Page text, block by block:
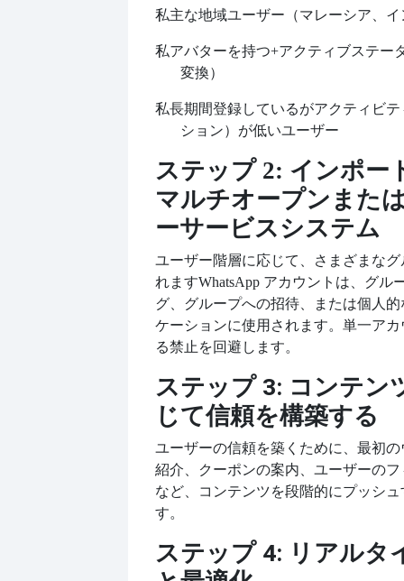
私主な地域ユーザー（マレーシア、
私アバターを持つ+アクティブステー
変換）
私長期間登録しているがアクティビ
ション）が低いユーザー
ステップ 2: インポー
マルチオープンまた
ーサービスシステム
ユーザー階層に応じて、さまざまな
れますWhatsApp アカウントは、グル
グ、グループへの招待、または個人
ケーションに使用されます。単一ア
る禁止を回避します。
ステップ 3: コンテン
じて信頼を構築する
ユーザーの信頼を築くために、最初
紹介、クーポンの案内、ユーザーの
など、コンテンツを段階的にプッシ
す。
ステップ 4: リアルタ